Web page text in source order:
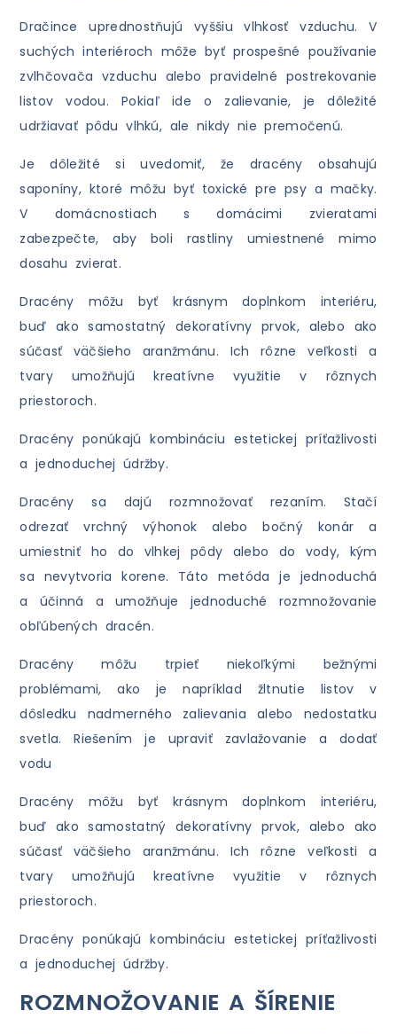
Dračince uprednostňujú vyššiu vlhkosť vzduchu. V
suchých interiéroch môže byť prospešné používanie
zvlhčovača vzduchu alebo pravidelné postrekovanie
listov vodou. Pokiaľ ide o zalievanie, je dôležité
udržiavať pôdu vlhkú, ale nikdy nie premočenú.
Je dôležité si uvedomiť, že dracény obsahujú
saponíny, ktoré môžu byť toxické pre psy a mačky.
V domácnostiach s domácimi zvieratami
zabezpečte, aby boli rastliny umiestnené mimo
dosahu zvierat.
Dracény môžu byť krásnym doplnkom interiéru,
buď ako samostatný dekoratívny prvok, alebo ako
súčasť väčšieho aranžmánu. Ich rôzne veľkosti a
tvary umožňujú kreatívne využitie v rôznych
priestoroch.
Dracény ponúkajú kombináciu estetickej príťažlivosti
a jednoduchej údržby.
Dracény sa dajú rozmnožovať rezaním. Stačí
odrezať vrchný výhonok alebo bočný konár a
umiestniť ho do vlhkej pôdy alebo do vody, kým
sa nevytvoria korene. Táto metóda je jednoduchá
a účinná a umožňuje jednoduché rozmnožovanie
obľúbených dracén.
Dracény môžu trpieť niekoľkými bežnými
problémami, ako je napríklad žltnutie listov v
dôsledku nadmerného zalievania alebo nedostatku
svetla. Riešením je upraviť zavlažovanie a dodať
vodu
Dracény môžu byť krásnym doplnkom interiéru,
buď ako samostatný dekoratívny prvok, alebo ako
súčasť väčšieho aranžmánu. Ich rôzne veľkosti a
tvary umožňujú kreatívne využitie v rôznych
priestoroch.
Dracény ponúkajú kombináciu estetickej príťažlivosti
a jednoduchej údržby.
ROZMNOŽOVANIE A ŠÍRENIE